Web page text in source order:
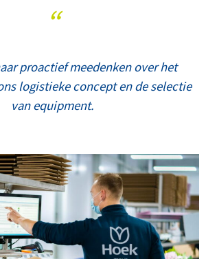
“
proactief meedenken over het
logistieke concept en de selectie
van equipment.